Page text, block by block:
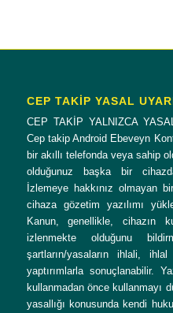
CEP TAKİP YASAL
CEP TAKİP YALNIZCA
Cep takip Android Ebeveyn
bir akıllı telefonda veya sahip
olduğunuz başka bir
İzlemeye hakkınız olmayan
cihaza gözetim yazılımı
Kanun, genellikle, cihazın
izlenmekte olduğunu
şartların/yasaların ihlali,
yaptırımlarla sonuçlanabilir.
kullanmadan önce kullanmayı
yasallığı konusunda kendi